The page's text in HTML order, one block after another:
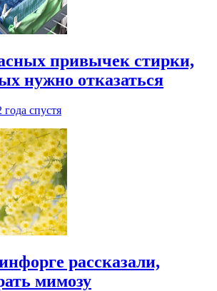
привычек стирки,
нужно отказаться
года спустя
рассказали,
мимозу